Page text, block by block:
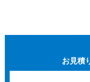
お見積